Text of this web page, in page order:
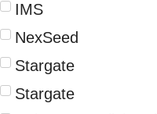
IMS
NexSeed
Stargate
Stargate